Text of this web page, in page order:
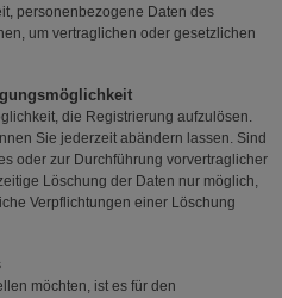
personenbezogene Daten des
um vertraglichen oder gesetzlichen
die Registrierung aufzulösen.
Sie jederzeit abändern lassen. Sind
oder zur Durchführung vorvertraglicher
Löschung der Daten nur möglich,
Verpflichtungen einer Löschung
möchten, ist es für den